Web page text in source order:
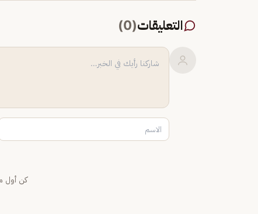
التعليقات(
0
)
كن أول